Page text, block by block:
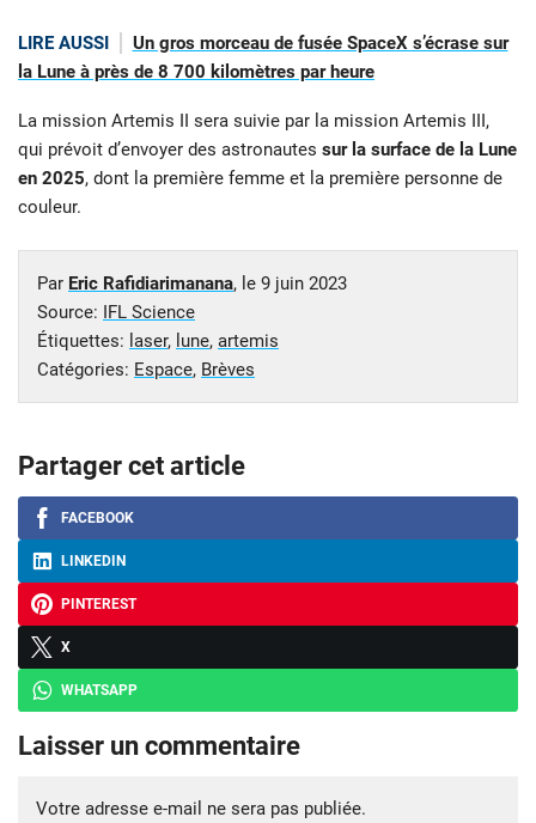
LIRE AUSSI
Un gros morceau de fusée SpaceX s’écrase sur
la Lune à près de 8 700 kilomètres par heure
La mission Artemis II sera suivie par la mission Artemis III,
qui prévoit d’envoyer des astronautes sur la surface de la Lune
en 2025, dont la première femme et la première personne de
couleur.
Par Eric Rafidiarimanana, le 9 juin 2023
Source: IFL Science
Étiquettes: laser, lune, artemis
Catégories: Espace, Brèves
Partager cet article
FACEBOOK
LINKEDIN
PINTEREST
X
WHATSAPP
Laisser un commentaire
Votre adresse e-mail ne sera pas publiée.